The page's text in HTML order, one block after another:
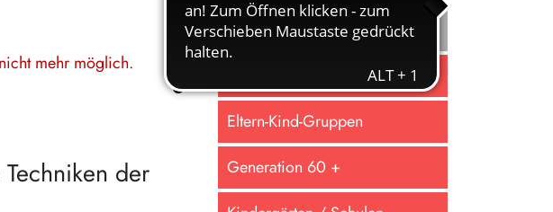
mehr möglich.
der
Online lernen
Eltern-Kind-Gruppen
Generation 60 +